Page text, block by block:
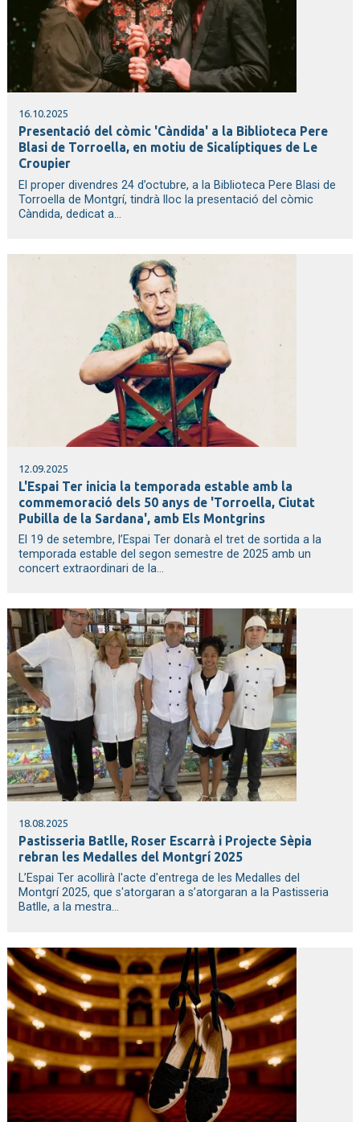
16.10.2025
Presentació del còmic 'Càndida' a la Biblioteca Pere
Blasi de Torroella, en motiu de Sicalíptiques de Le
Croupier
El proper divendres 24 d’octubre, a la Biblioteca Pere Blasi de
Torroella de Montgrí, tindrà lloc la presentació del còmic
Càndida, dedicat a...
12.09.2025
L'Espai Ter inicia la temporada estable amb la
commemoració dels 50 anys de 'Torroella, Ciutat
Pubilla de la Sardana', amb Els Montgrins
El 19 de setembre, l’Espai Ter donarà el tret de sortida a la
temporada estable del segon semestre de 2025 amb un
concert extraordinari de la...
18.08.2025
Pastisseria Batlle, Roser Escarrà i Projecte Sèpia
rebran les Medalles del Montgrí 2025
L’Espai Ter acollirà l'acte d'entrega de les Medalles del
Montgrí 2025, que s'atorgaran a s’atorgaran a la Pastisseria
Batlle, a la mestra...